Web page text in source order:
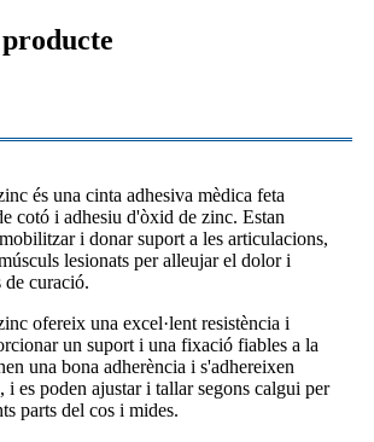
és una cinta adhesiva mèdica feta
cotó i adhesiu d'òxid de zinc. Estan
i donar suport a les articulacions,
lesionats per alleujar el dolor i
de curació.
ofereix una excel·lent resistència i
un suport i una fixació fiables a la
una bona adherència i s'adhereixen
i es poden ajustar i tallar segons calgui per
parts del cos i mides.